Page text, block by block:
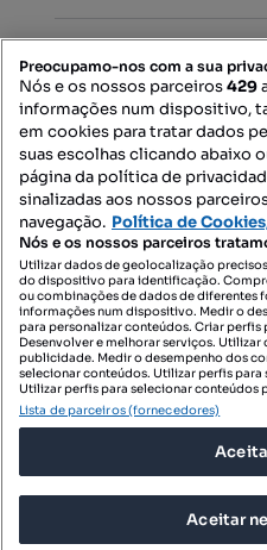
Mapa do Site
Contacte-nos
© 2026
Preocupamo-nos com a sua
Nós e os nossos parceiros429
informações num dispositivo,
em cookies para tratar dados
suas escolhas clicando abaixo
página da política de
sinalizadas aos nossos
navegação. Política de
Nós e os nossos parceiros
Utilizar dados de geolocalização
do dispositivo para identificação.
ou combinações de dados de diferentes
informações num dispositivo. Medir o
para personalizar conteúdos. Criar
Desenvolver e melhorar serviços.
publicidade. Medir o desempenho dos
selecionar conteúdos. Utilizar perfis
Utilizar perfis para selecionar conteúdos
Lista de parceiros (fornecedores)
Aceitar